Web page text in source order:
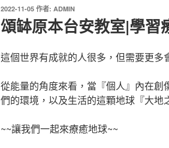
發
佈
於
2022-11-05 作者: ADMIN
頌缽原本台安教室|學習
這個世界有成就的人很多，但需要更多
從能量的角度來看，當『個人』內在
們的環境，以及生活的這顆地球『大地
~~讓我們一起來療癒地球~~